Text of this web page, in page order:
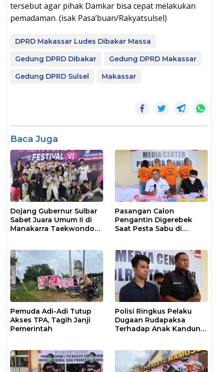
tersebut agar pihak Damkar bisa cepat melakukan
pemadaman. (isak Pasa’buan/Rakyatsulsel)
DPRD Makassar Ludes Dibakar Massa
Gedung DPRD Dibakar
Gedung DPRD Makassar
Gedung DPRD Sulsel
Makassar
Baca Juga
Dojang Gubernur Sulbar
Sabet Juara Umum II di
Manakarra Taekwondo
Pasangan Calon
Pengantin Digerebek
Saat Pesta Sabu di
Pemuda Adi-Adi Tutup
Akses TPA, Tagih Janji
Pemerintah
Polisi Ringkus Pelaku
Dugaan Rudapaksa
Terhadap Anak Kandung